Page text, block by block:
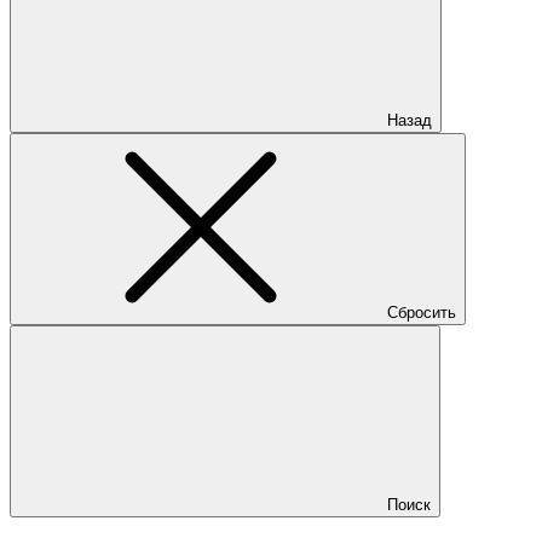
Назад
Сбросить
Поиск